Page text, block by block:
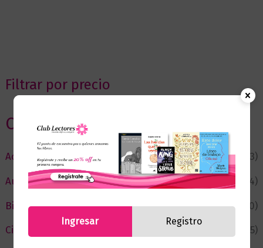
Filtrar por precio
Categorias
Actualidad
(53)
Autor del Mes
(4)
Bienestar
(230)
Ciencia y Conocimiento
(75)
Ingresar Registro